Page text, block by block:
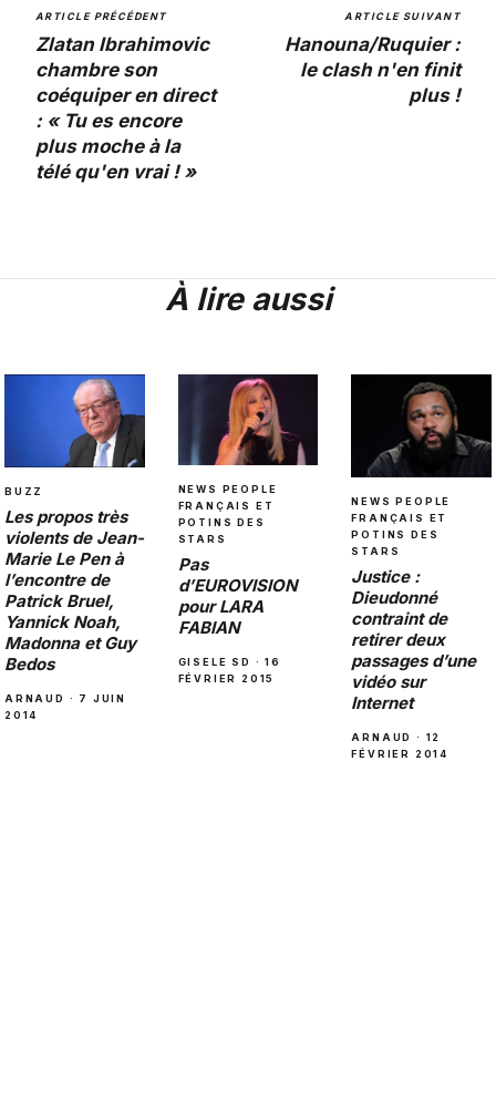
ARTICLE PRÉCÉDENT
Zlatan Ibrahimovic
chambre son
coéquiper en direct
: « Tu es encore
plus moche à la
télé qu'en vrai ! »
ARTICLE SUIVANT
Hanouna/Ruquier :
le clash n'en finit
plus !
À lire aussi
BUZZ
Les propos très
violents de Jean-
Marie Le Pen à
l’encontre de
Patrick Bruel,
Yannick Noah,
Madonna et Guy
Bedos
ARNAUD · 7 JUIN
2014
NEWS PEOPLE
FRANÇAIS ET
POTINS DES
STARS
Pas
d’EUROVISION
pour LARA
FABIAN
GISELE SD · 16
FÉVRIER 2015
NEWS PEOPLE
FRANÇAIS ET
POTINS DES
STARS
Justice :
Dieudonné
contraint de
retirer deux
passages d’une
vidéo sur
Internet
ARNAUD · 12
FÉVRIER 2014